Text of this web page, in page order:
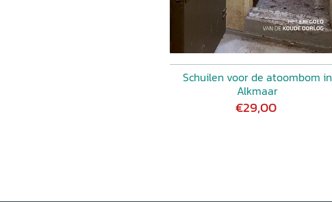
Schuilen voor de atoombom in
Alkmaar
€29,00